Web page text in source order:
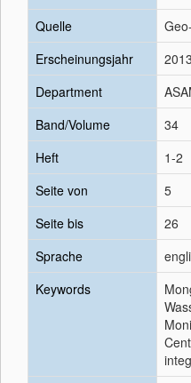
Quelle
Erscheinungsjahr
2013
Department
Band/Volume
34
Heft
1-2
Seite von
5
Seite bis
26
Sprache
Keywords